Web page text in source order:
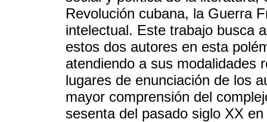
Revolución cubana, la Guerra
intelectual. Este trabajo busca
estos dos autores en esta
atendiendo a sus modalidades
lugares de enunciación de los
mayor comprensión del
sesenta del pasado siglo XX